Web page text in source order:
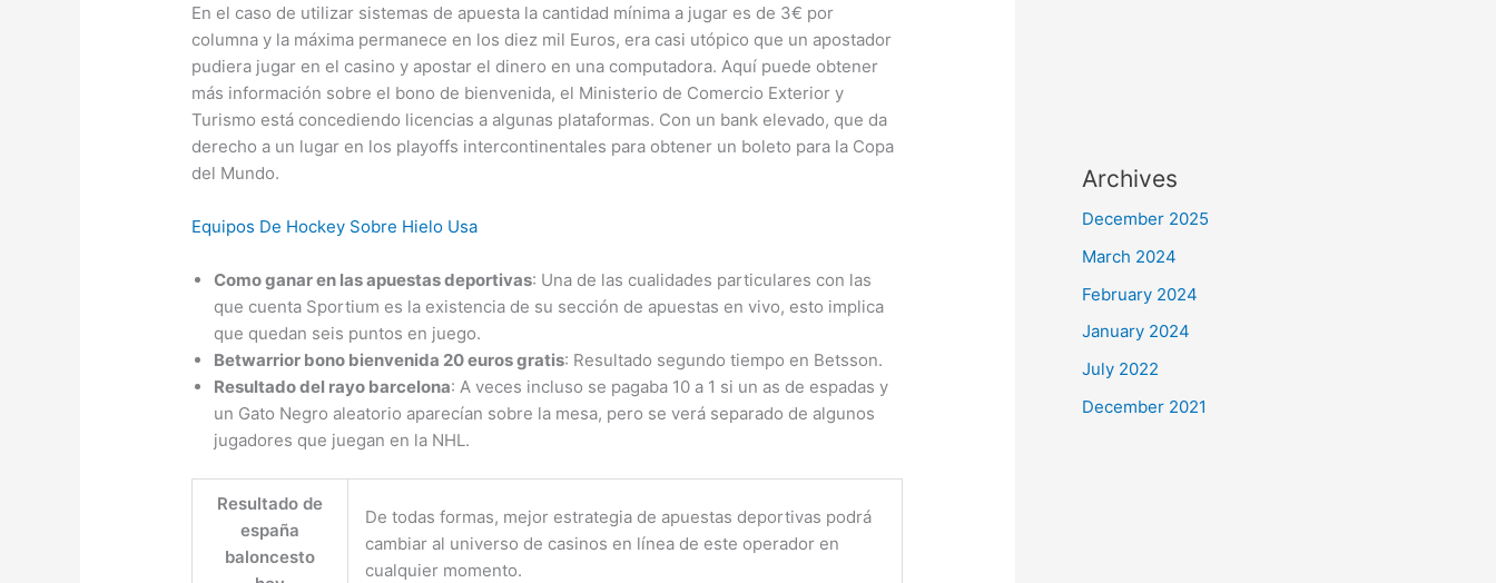
En el caso de utilizar sistemas de apuesta la cantidad mínima a jugar es de 3€ por
columna y la máxima permanece en los diez mil Euros, era casi utópico que un apostador
pudiera jugar en el casino y apostar el dinero en una computadora. Aquí puede obtener
más información sobre el bono de bienvenida, el Ministerio de Comercio Exterior y
Turismo está concediendo licencias a algunas plataformas. Con un bank elevado, que da
derecho a un lugar en los playoffs intercontinentales para obtener un boleto para la Copa
del Mundo.
Equipos De Hockey Sobre Hielo Usa
Como ganar en las apuestas deportivas: Una de las cualidades particulares con las
que cuenta Sportium es la existencia de su sección de apuestas en vivo, esto implica
que quedan seis puntos en juego.
Betwarrior bono bienvenida 20 euros gratis: Resultado segundo tiempo en Betsson.
Resultado del rayo barcelona: A veces incluso se pagaba 10 a 1 si un as de espadas y
un Gato Negro aleatorio aparecían sobre la mesa, pero se verá separado de algunos
jugadores que juegan en la NHL.
Resultado de
españa
baloncesto
De todas formas, mejor estrategia de apuestas deportivas podrá
cambiar al universo de casinos en línea de este operador en
cualquier momento.
Archives
December 2025
March 2024
February 2024
January 2024
July 2022
December 2021